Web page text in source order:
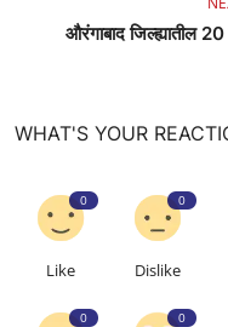
औरंगाबाद जिल्ह्यातील
WHAT'S YOUR
0
Like
0
Dislike
0 0